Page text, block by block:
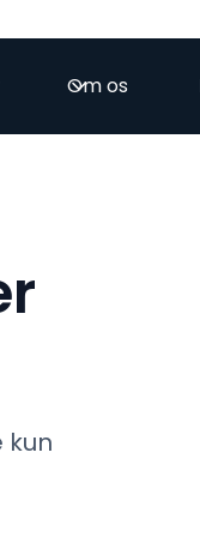
Om os
kun